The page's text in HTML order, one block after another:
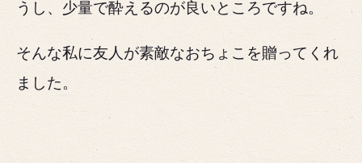
うし、少量で酔えるのが良いところですね。
そんな私に友人が素敵なおちょこを贈ってくれ
ました。